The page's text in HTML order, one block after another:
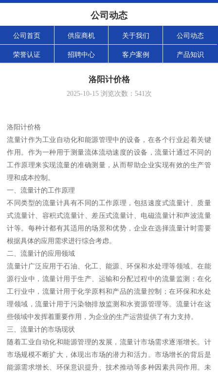
公司动态
公司首页 供应商机 关于我们 公司动态
荣誉认证 招聘中心 客户案例 产品知识
洛阳计价格
2025-10-15浏览次数： 541次
洛阳计价格
流量计作为工业自动化和能源管理中的设备，在各个行业起着关键
作用。作为一种用于测量流体流动速度的设备，流量计通过不同的
工作原理来实现流量的准确测量，从而帮助企业实现有效的生产管
理和成本控制。
一、流量计的工作原理
不同类型的流量计具有不同的工作原理，包括速度式流量计、质量
式流量计、容积式流量计、差压式流量计、电磁流量计和声波流量
计等。每种计都有其适用的场景和优势，企业在选择流量计时需要
根据具体的应用需求进行综合考虑。
二、流量计的应用领域
流量计广泛应用于石油、化工、能源、环保和水处理等领域。在能
源行业中，流量计用于生产、运输和分配过程中的流量监测；在化
工行业中，流量计用于化学原料和产品的流量控制；在环保和水处
理领域，流量计用于污染物排放监测和水资源管理等。流量计在这
些领域中发挥着重要作用，为企业的生产运营提供了有力支持。
三、流量计的市场现状
随着工业自动化和能源管理的发展，流量计市场需求逐渐增长。计
市场规模不断扩大，体现出市场的潜力和活力。市场增长的背后是
能源需求增长、环保意识提升、技术推动等多种因素共同作用。未